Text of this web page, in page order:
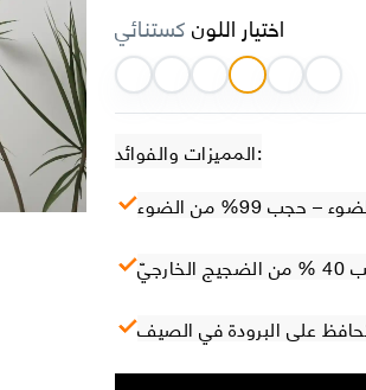
اختيار اللونكستنائي
المميزات والفوائد:
حجب 99% من الضوء
على البرودة في الصيف